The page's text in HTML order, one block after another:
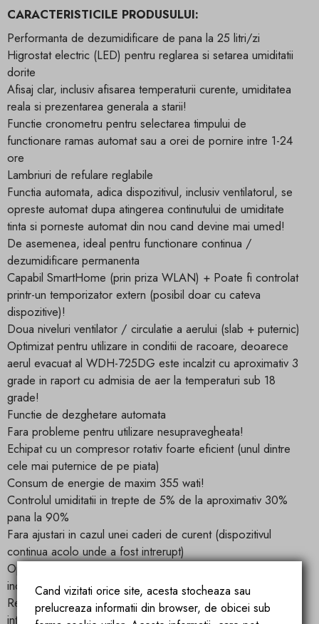
CARACTERISTICILE PRODUSULUI:
Performanta de dezumidificare de pana la 25 litri/zi
Higrostat electric (LED) pentru reglarea si setarea umiditatii
dorite
Afisaj clar, inclusiv afisarea temperaturii curente, umiditatea
reala si prezentarea generala a starii!
Functie cronometru pentru selectarea timpului de
functionare ramas automat sau a orei de pornire intre 1-24
ore
Lambriuri de refulare reglabile
Functia automata, adica dispozitivul, inclusiv ventilatorul, se
opreste automat dupa atingerea continutului de umiditate
tinta si porneste automat din nou cand devine mai umed!
De asemenea, ideal pentru functionare continua /
dezumidificare permanenta
Capabil SmartHome (prin priza WLAN) + Poate fi controlat
printr-un temporizator extern (posibil doar cu cateva
dispozitive)!
Doua niveluri ventilator / circulatie a aerului (slab + puternic)
Optimizat pentru utilizare in conditii de racoare, deoarece
aerul evacuat al WDH-725DG este incalzit cu aproximativ 3
grade in raport cu admisia de aer la temperaturi sub 18
grade!
Functie de dezghetare automata
Fara probleme pentru utilizare nesupravegheata!
Echipat cu un compresor rotativ foarte eficient (unul dintre
cele mai puternice de pe piata)
Consum de energie de maxim 355 wati!
Controlul umiditatii in trepte de 5% de la aproximativ 30%
pana la 90%
Fara ajustari in cazul unei caderi de curent (dispozitivul
continua acolo unde a fost intrerupt)
Oprire automata cand rezervorul de condens este plin,
inclusiv lampa de avertizare
Rezervor de condens detasabil, iar nivelul apei este
intotdeauna usor de vazut deoarece rezervorul de condens
Cand vizitati orice site, acesta stocheaza sau
prelucreaza informatii din browser, de obicei sub